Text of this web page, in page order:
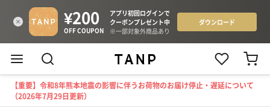
【重要】令和8年熊本地震の影響に伴うお荷物のお届け停止・遅延について
（2026年7月29日更新）